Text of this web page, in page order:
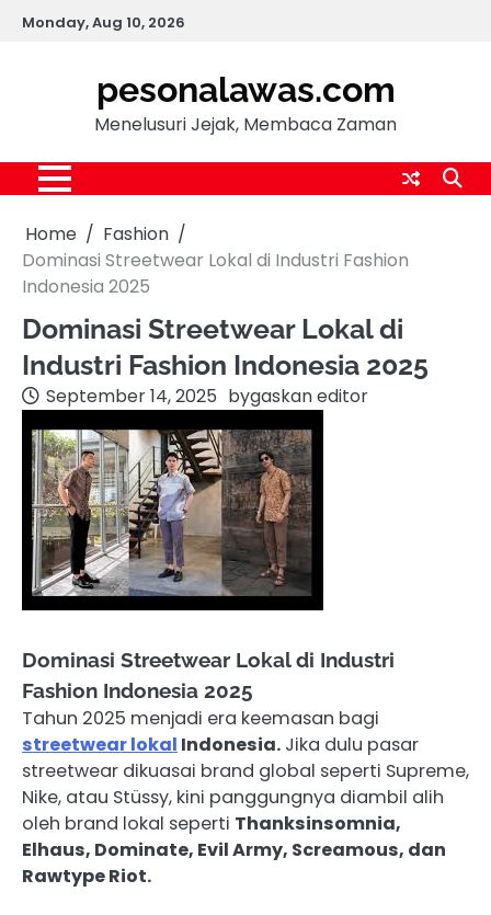
SkipMonday, Aug 10, 2026
pesonalawas.com
Menelusuri Jejak, Membaca Zaman
Home
Fashion
Dominasi Streetwear Lokal di Industri Fashion
Indonesia 2025
Dominasi Streetwear Lokal di
Industri Fashion Indonesia 2025
September 14, 2025 bygaskan editor
Dominasi Streetwear Lokal di Industri
Fashion Indonesia 2025
Tahun 2025 menjadi era keemasan bagi
streetwear lokal Indonesia. Jika dulu pasar
streetwear dikuasai brand global seperti Supreme,
Nike, atau Stüssy, kini panggungnya diambil alih
oleh brand lokal seperti Thanksinsomnia,
Elhaus, Dominate, Evil Army, Screamous, dan
Rawtype Riot.